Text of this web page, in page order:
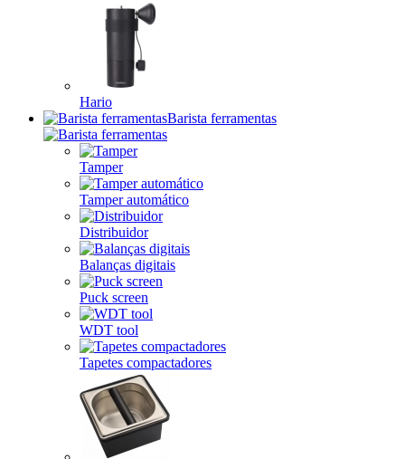
Hario
Barista ferramentas
Tamper
Tamper automático
Distribuidor
Balanças digitais
Puck screen
WDT tool
Tapetes compactadores